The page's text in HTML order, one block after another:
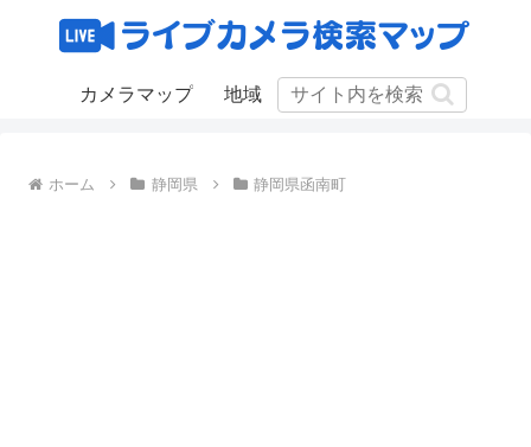
カメラマップ 地域
ホーム 静岡県 静岡県函南町